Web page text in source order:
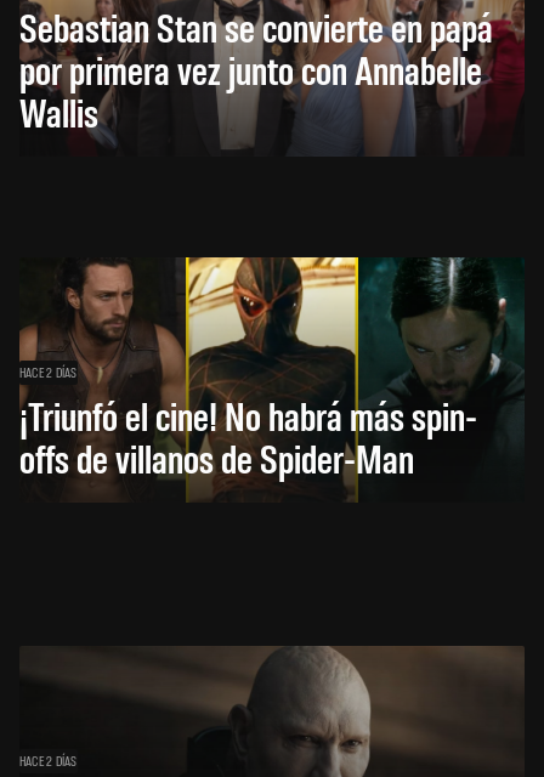
Sebastian Stan se convierte en papá
por primera vez junto con Annabelle
Wallis
HACE 2 DÍAS
¡Triunfó el cine! No habrá más spin-
offs de villanos de Spider-Man
HACE 2 DÍAS